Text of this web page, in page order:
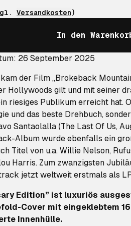
Versandkosten)
In den
26 September 2025
der Film „Brokeback
Hollywoods gilt und mit seiner
riesiges Publikum erreicht hat.
und das beste Drehbuch,
Santaolalla (The Last Of Us,
Album wurde ebenfalls ein
Titel von u.a. Willie Nelson,
Harris. Zum zwanzigsten
jetzt weltweit erstmals als
Edition” ist luxuriös
Cover mit eingeklebtem
Innenhülle.